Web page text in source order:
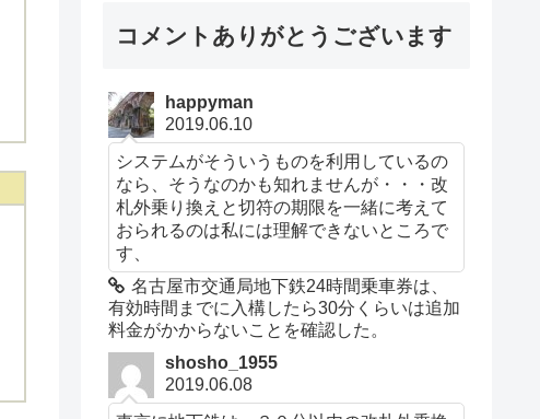
ラント名: バランスオンminiケーキ
メーカー名: 江崎グリコ 【商品1個あ
たりのサイズ】幅102mm×高さ
46mm×奥行き15mm 日頃の食生活で
不足しがちな栄養素を、手軽におい
しく補給できます。 原材料: 小麦粉
(国内製造)、砂糖、ショートニン
グ、麦芽糖、チーズパウダー、水あ
め、イヌリン、鶏卵、食塩/加工デン
コメントありがとうございます
happyman
2019.06.10
システムがそういうものを利用しているの
なら、そうなのかも知れませんが・・・改
札外乗り換えと切符の期限を一緒に考えて
おられるのは私には理解できないところで
す、
名古屋市交通局地下鉄24時間乗車券は、
有効時間までに入構したら30分くらいは追加
料金がかからないことを確認した。
shosho_1955
2019.06.08